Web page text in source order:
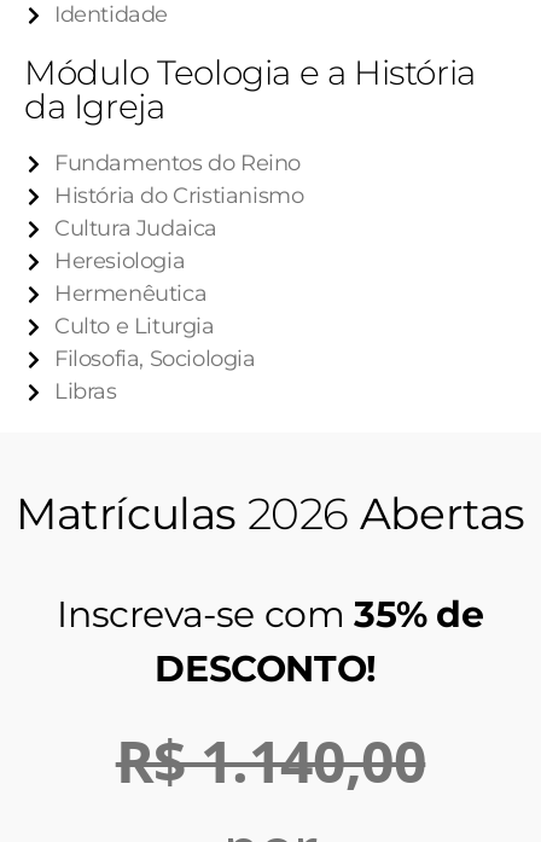
Identidade
Módulo Teologia e a História
da Igreja
Fundamentos do Reino
História do Cristianismo
Cultura Judaica
Heresiologia
Hermenêutica
Culto e Liturgia
Filosofia, Sociologia
Libras
Matrículas 2026 Abertas
Inscreva-se com 35% de
DESCONTO!
R$ 1.140,00